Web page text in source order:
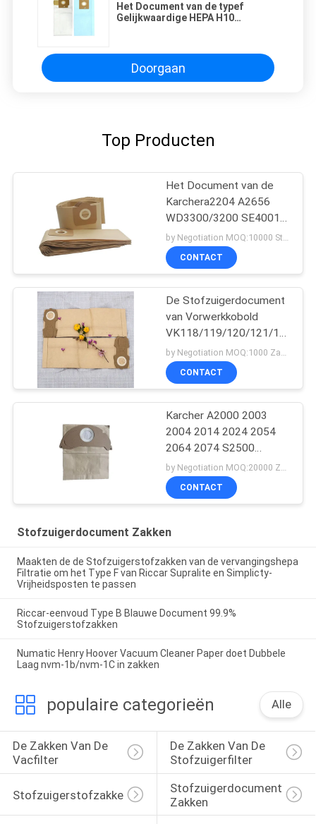
Het Document van de typef
Gelijkwaardige HEPA H10
Doorgaan
Top Producten
Het Document van de
Karchera2204 A2656
WD3300/3200 SE4001
Stofzuiger Zakken
by Negotiation MOQ:10000 Stuk/Stukken
CONTACT
De Stofzuigerdocument
van Vorwerkkobold
VK118/119/120/121/122/
Zakken
CONTACT
Karcher A2000 2003
2004 2014 2024 2054
2064 2074 S2500
WD2200 2210 2240
Stofzuigerdocument
Zakken
CONTACT
Stofzuigerdocument Zakken
Maakten de de Stofzuigerstofzakken van de vervangingshepa
Filtratie om het Type F van Riccar Supralite en Simplicty-
Vrijheidsposten te passen
Riccar-eenvoud Type B Blauwe Document 99.9%
Stofzuigerstofzakken
Numatic Henry Hoover Vacuum Cleaner Paper doet Dubbele
Laag nvm-1b/nvm-1C in zakken
populaire categorieën Alle
De Zakken Van De
Vacfilter
De Zakken Van De
Stofzuigerfilter
Stofzuigerstofzakken
Stofzuigerdocument
Zakken